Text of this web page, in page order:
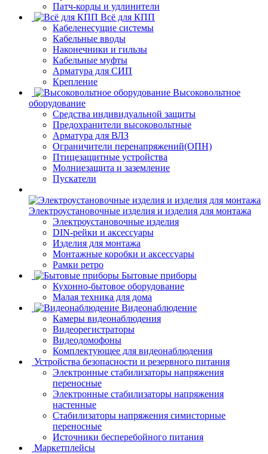
Патч-корды и удлинители
Всё для КПП
Кабеленесущие системы
Кабельные вводы
Наконечники и гильзы
Кабельные муфты
Арматура для СИП
Крепление
Высоковольтное
оборудование
Средства индивидуальной защиты
Предохранители высоковольтные
Арматура для ВЛЗ
Ограничители перенапряжений(ОПН)
Птицезащитные устройства
Молниезащита и заземление
Пускатели
Электроустановочные изделия и изделия для монтажа
Электроустановочные изделия
DIN-рейки и аксессуары
Изделия для монтажа
Монтажные коробки и аксессуары
Рамки ретро
Бытовые приборы
Кухонно-бытовое оборудование
Малая техника для дома
Видеонаблюдение
Камеры видеонаблюдения
Видеорегистраторы
Видеодомофоны
Комплектующее для видеонаблюдения
Устройства безопасности и резервного питания
Электронные стабилизаторы напряжения
переносные
Электронные стабилизаторы напряжения
настенные
Стабилизаторы напряжения симисторные
переносные
Источники бесперебойного питания
Маркетплейсы